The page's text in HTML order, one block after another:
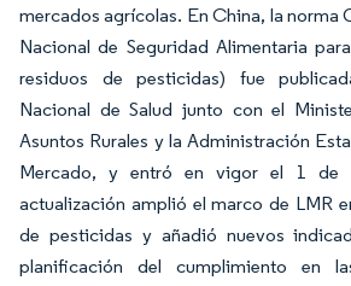
mercados agrícolas. En China, la norma
Nacional de Seguridad Alimentaria
residuos de pesticidas) fue
Nacional de Salud junto con el
Asuntos Rurales y la Administración
Mercado, y entró en vigor el 1 de
actualización amplió el marco de LMR
de pesticidas y añadió nuevos
planificación del cumplimiento en